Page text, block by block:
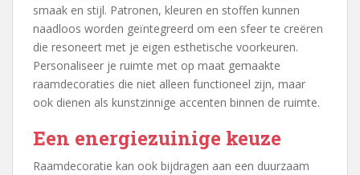
smaak en stijl. Patronen, kleuren en stoffen kunnen
naadloos worden geïntegreerd om een sfeer te creëren
die resoneert met je eigen esthetische voorkeuren.
Personaliseer je ruimte met op maat gemaakte
raamdecoraties die niet alleen functioneel zijn, maar
ook dienen als kunstzinnige accenten binnen de ruimte.
Een energiezuinige keuze
Raamdecoratie kan ook bijdragen aan een duurzaam